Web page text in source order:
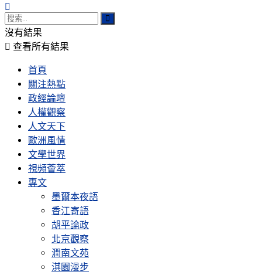
沒有結果
查看所有結果
首頁
關注熱點
政經論壇
人權觀察
人文天下
歐洲風情
文學世界
視頻薈萃
專文
墨爾本夜語
香江寄語
胡平論政
北京觀察
潤南文苑
淇園漫步